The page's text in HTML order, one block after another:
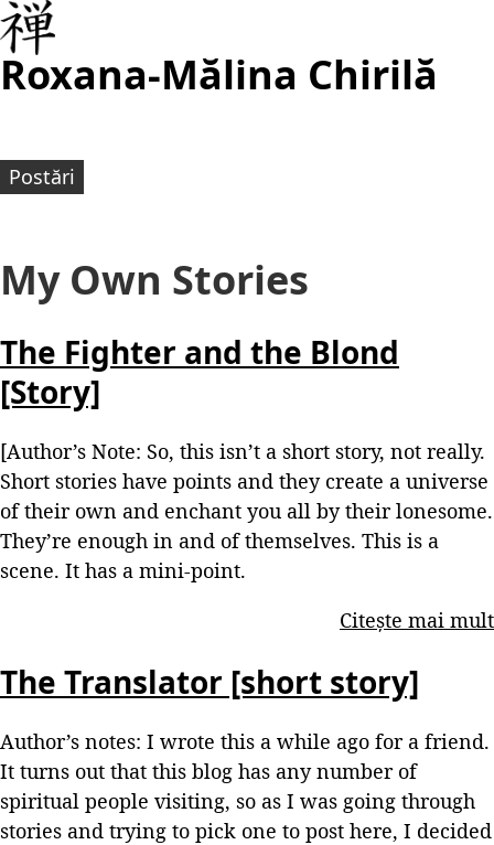
Roxana-Mălina Chirilă
Postări
My Own Stories
The Fighter and the Blond
[Story]
[Author’s Note: So, this isn’t a short story, not really.
Short stories have points and they create a universe
of their own and enchant you all by their lonesome.
They’re enough in and of themselves. This is a
scene. It has a mini-point.
Citește mai mult
The Translator [short story]
Author’s notes: I wrote this a while ago for a friend.
It turns out that this blog has any number of
spiritual people visiting, so as I was going through
stories and trying to pick one to post here, I decided